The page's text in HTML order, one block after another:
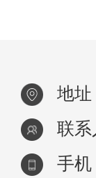
地址
联系
手机